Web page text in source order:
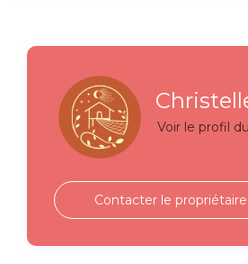
Voir le profil
Contacter le propriétaire